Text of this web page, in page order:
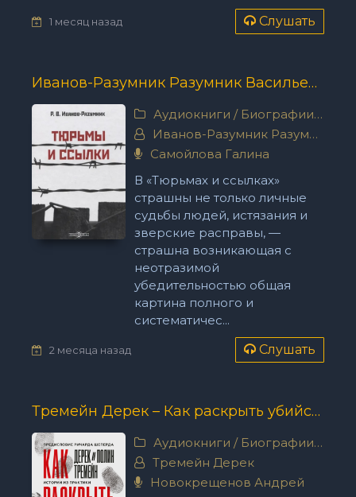
1 месяц назад Слушать
Иванов-Разумник Разумник Васильевич – Тюрьмы и ссылки
Аудиокниги / Биографии, мемуары
Иванов-Разумник Разумник Васильевич
Самойлова Галина
В «Тюрьмах и ссылках»
страшны не только личные
судьбы людей, истязания и
зверские расправы, —
страшна возникающая с
неотразимой
убедительностью общая
картина полного и
систематичес...
2 месяца назад Слушать
Тремейн Дерек – Как раскрыть убийство. Истории из практики ведущих судмедэкспертов Великобритании
Аудиокниги / Биографии, мемуары
Тремейн Дерек
Новокрещенов Андрей